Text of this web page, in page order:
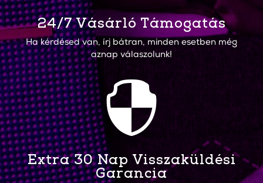
24/7 Vásárló Támogatás
Ha kérdésed van, írj bátran, minden esetben még
aznap válaszolunk!

Extra 30 Nap Visszaküldési
Garancia